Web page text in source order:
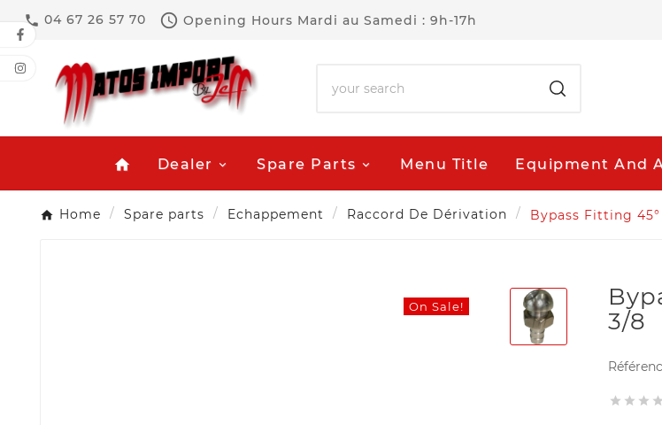
 04 67 26 57 70  Opening Hours Mardi au Samedi : 9h-17h
home Dealer Spare Parts Menu Title Equipment And
Home Spare parts Echappement Raccord De Dérivation Bypass Fitting
On Sale!
3/8
   